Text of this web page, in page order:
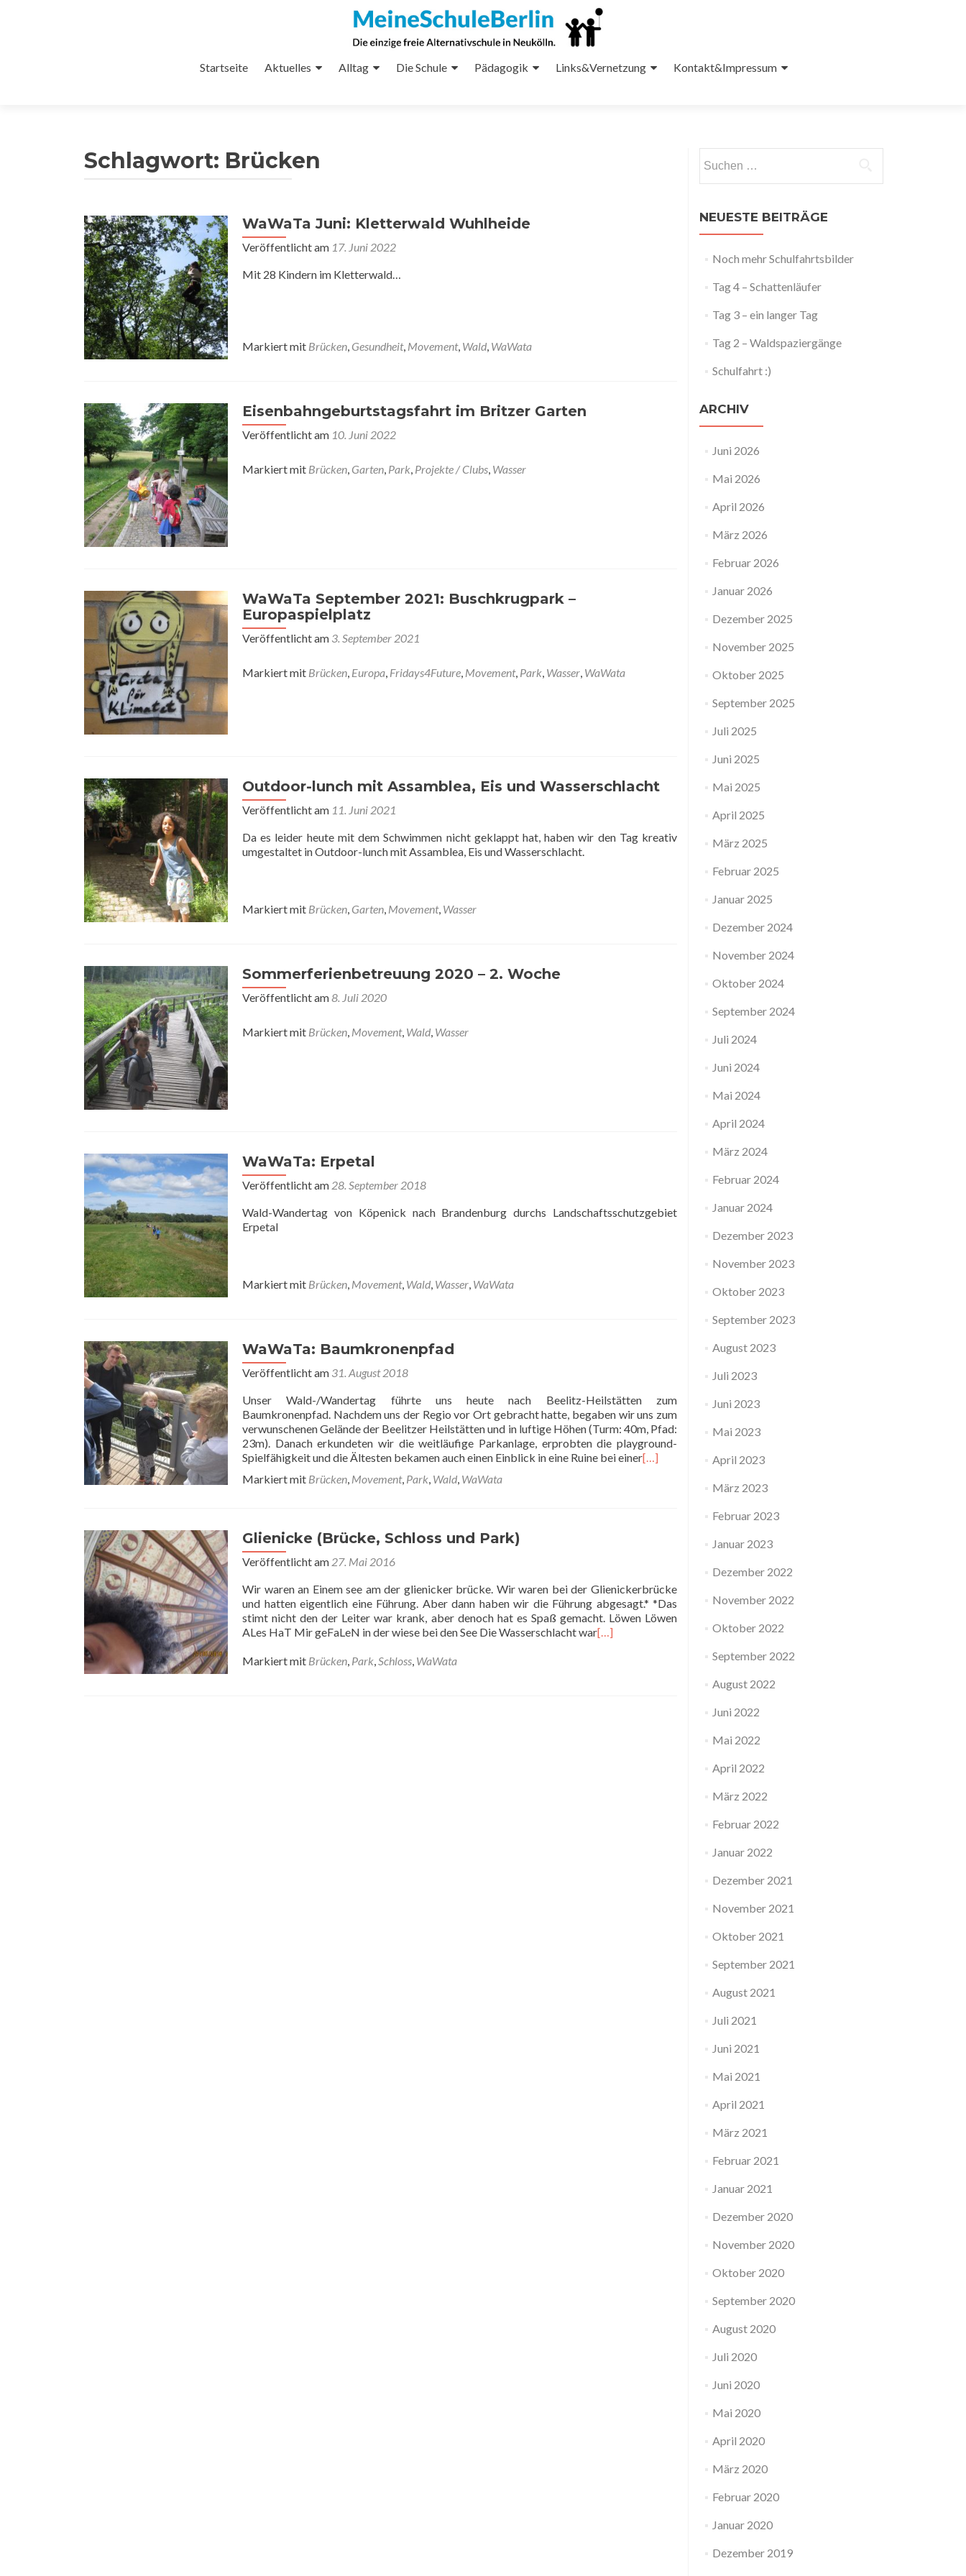
Startseite Aktuelles Alltag Die Schule Pädagogik Links&Vernetzung Kontakt&Impressum
Schlagwort: Brücken
WaWaTa Juni: Kletterwald Wuhlheide
Veröffentlicht am 17. Juni 2022
Mit 28 Kindern im Kletterwald…
Markiert mit Brücken, Gesundheit, Movement, Wald, WaWata
Eisenbahngeburtstagsfahrt im Britzer Garten
Veröffentlicht am 10. Juni 2022
Markiert mit Brücken, Garten, Park, Projekte / Clubs, Wasser
WaWaTa September 2021: Buschkrugpark –
Europaspielplatz
Veröffentlicht am 3. September 2021
Markiert mit Brücken, Europa, Fridays4Future, Movement, Park, Wasser, WaWata
Outdoor-lunch mit Assamblea, Eis und Wasserschlacht
Veröffentlicht am 11. Juni 2021
Da es leider heute mit dem Schwimmen nicht geklappt hat, haben wir den Tag kreativ
umgestaltet in Outdoor-lunch mit Assamblea, Eis und Wasserschlacht.
Markiert mit Brücken, Garten, Movement, Wasser
Sommerferienbetreuung 2020 – 2. Woche
Veröffentlicht am8. Juli 2020
Markiert mit Brücken, Movement, Wald, Wasser
WaWaTa: Erpetal
Veröffentlicht am 28. September 2018
Wald-Wandertag von Köpenick nach Brandenburg durchs Landschaftsschutzgebiet
Erpetal
Markiert mit Brücken, Movement, Wald, Wasser, WaWata
WaWaTa: Baumkronenpfad
Veröffentlicht am 31. August 2018
Unser Wald-/Wandertag führte uns heute nach Beelitz-Heilstätten zum
Baumkronenpfad. Nachdem uns der Regio vor Ort gebracht hatte, begaben wir uns zum
verwunschenen Gelände der Beelitzer Heilstätten und in luftige Höhen (Turm: 40m, Pfad:
23m). Danach erkundeten wir die weitläufige Parkanlage, erprobten die playground-
Spielfähigkeit und die Ältesten bekamen auch einen Einblick in eine Ruine bei einer[…]
Markiert mit Brücken, Movement, Park, Wald, WaWata
Glienicke (Brücke, Schloss und Park)
Veröffentlicht am 27. Mai 2016
Wir waren an Einem see am der glienicker brücke. Wir waren bei der Glienickerbrücke
und hatten eigentlich eine Führung. Aber dann haben wir die Führung abgesagt.* *Das
stimt nicht den der Leiter war krank, aber denoch hat es Spaß gemacht. Löwen Löwen
ALes HaT Mir geFaLeN in der wiese bei den See Die Wasserschlacht war[…]
Markiert mit Brücken, Park,Schloss, WaWata
nach:
NEUESTE BEITRÄGE
Noch mehr Schulfahrtsbilder
Tag 4 – Schattenläufer
Tag 3 – ein langer Tag
Tag 2 – Waldspaziergänge
Schulfahrt :)
ARCHIV
Juni 2026
Mai 2026
April 2026
März 2026
Februar 2026
Januar 2026
Dezember 2025
November 2025
Oktober 2025
September 2025
Juli 2025
Juni 2025
Mai 2025
April 2025
März 2025
Februar 2025
Januar 2025
Dezember 2024
November 2024
Oktober 2024
September 2024
Juli 2024
Juni 2024
Mai 2024
April 2024
März 2024
Februar 2024
Januar 2024
Dezember 2023
November 2023
Oktober 2023
September 2023
August 2023
Juli 2023
Juni 2023
Mai 2023
April 2023
März 2023
Februar 2023
Januar 2023
Dezember 2022
November 2022
Oktober 2022
September 2022
August 2022
Juni 2022
Mai 2022
April 2022
März 2022
Februar 2022
Januar 2022
Dezember 2021
November 2021
Oktober 2021
September 2021
August 2021
Juli 2021
Juni 2021
Mai 2021
April 2021
März 2021
Februar 2021
Januar 2021
Dezember 2020
November 2020
Oktober 2020
September 2020
August 2020
Juli 2020
Juni 2020
Mai 2020
April 2020
März 2020
Februar 2020
Januar 2020
Dezember 2019